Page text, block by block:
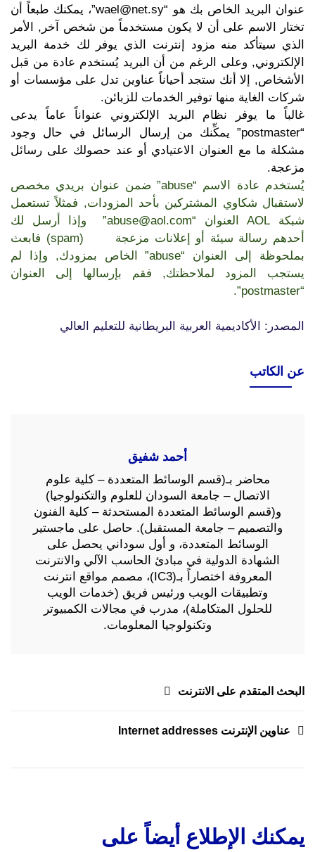
عنوان البريد الخاص بك هو “wael@net.sy”، يمكنك طبعاً أن
تختار الاسم على أن لا يكون مستخدماً من شخص آخر, الأمر
الذي سيتأكد منه مزود إنترنت الذي يوفر لك خدمة البريد
الإلكتروني, وعلى الرغم من أن البريد يُستخدم عادة من قبل
الأشخاص, إلا أنك ستجد أحياناً عناوين تدل على مؤسسات أو
شركات الغاية منها توفير الخدمات للزبائن.
غالباً ما يوفر نظام البريد الإلكتروني عنواناً عاماً يدعى
“postmaster” يمكِّنك من إرسال الرسائل في حال وجود
مشكلة ما مع العنوان الاعتيادي أو عند حصولك على رسائل
مزعجة.
يُستخدم عادة الاسم “abuse” ضمن عنوان بريدي مخصص
لاستقبال شكاوي المشتركين بأحد المزودات, فمثلاً تستعمل
شبكة AOL العنوان “abuse@aol.com” وإذا أرسل لك
أحدهم رسالة سيئة أو إعلانات مزعجة (spam) فابعث
بملحوظة إلى العنوان “abuse” الخاص بمزودك, وإذا لم
يستجب المزود لملاحظتك, فقم بإرسالها إلى العنوان
“postmaster”.
المصدر: الأكاديمية العربية البريطانية للتعليم العالي
عن الكاتب
أحمد شفيق
محاضر بـ(قسم الوسائط المتعددة – كلية علوم
الاتصال – جامعة السودان للعلوم والتكنولوجيا)
و(قسم الوسائط المتعددة المستحدثة – كلية الفنون
والتصميم – جامعة المستقبل). حاصل على ماجستير
الوسائط المتعددة، و أول سوداني يحصل على
الشهادة الدولية في مبادئ الحاسب الآلي والانترنت
المعروفة اختصاراً بـ(IC3)، مصمم مواقع انترنت
وتطبيقات الويب ورئيس فريق (خدمات الويب
للحلول المتكاملة)، مدرب في مجالات الكمبيوتر
وتكنولوجيا المعلومات.
تصفّح
المقالات
البحث المتقدم على الانترنت
عناوين الإنترنت Internet addresses
يمكنك الإطلاع أيضاً على